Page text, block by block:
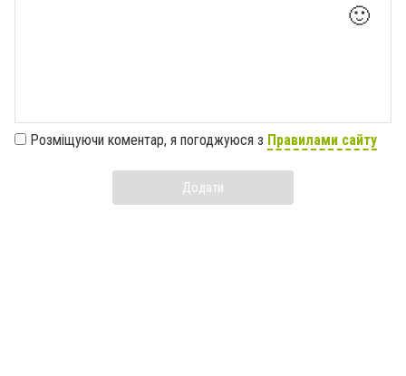
🙂
Розміщуючи коментар, я погоджуюся з Правилами сайту
Додати